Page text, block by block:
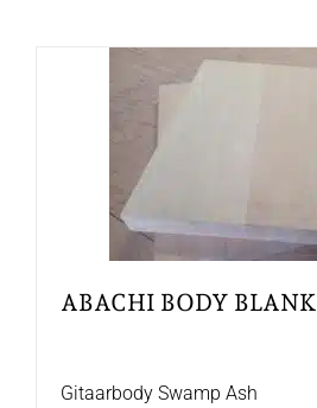
ABACHI BODY BLANK
Gitaarbody Swamp Ash